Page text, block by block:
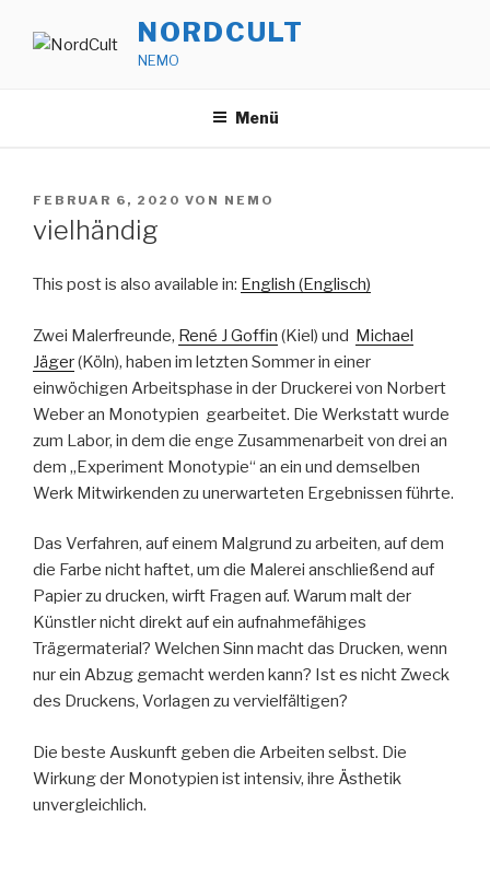
Inhalt
NORDCULT
NEMO
Menü
VERÖFFENTLICHT
AM
FEBRUAR 6, 2020 VON NEMO
vielhändig
This post is also available in: English (Englisch)
Zwei Malerfreunde, René J Goffin (Kiel) und Michael
Jäger(Köln), haben im letzten Sommer in einer
einwöchigen Arbeitsphase in der Druckerei von Norbert
Weber an Monotypien gearbeitet. Die Werkstatt wurde
zum Labor, in dem die enge Zusammenarbeit von drei an
dem „Experiment Monotypie“ an ein und demselben
Werk Mitwirkenden zu unerwarteten Ergebnissen führte.
Das Verfahren, auf einem Malgrund zu arbeiten, auf dem
die Farbe nicht haftet, um die Malerei anschließend auf
Papier zu drucken, wirft Fragen auf. Warum malt der
Künstler nicht direkt auf ein aufnahmefähiges
Trägermaterial? Welchen Sinn macht das Drucken, wenn
nur ein Abzug gemacht werden kann? Ist es nicht Zweck
des Druckens, Vorlagen zu vervielfältigen?
Die beste Auskunft geben die Arbeiten selbst. Die
Wirkung der Monotypien ist intensiv, ihre Ästhetik
unvergleichlich.